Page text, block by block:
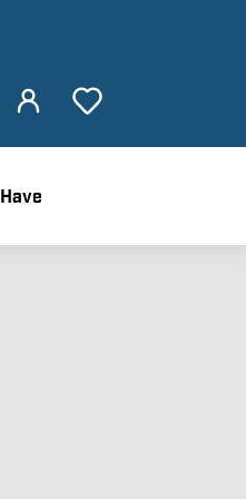
Have